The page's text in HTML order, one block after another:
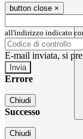
button close ×
all'indirizzo indicato
E-mail inviata, si
Errore
Chiudi
Successo
Chiudi